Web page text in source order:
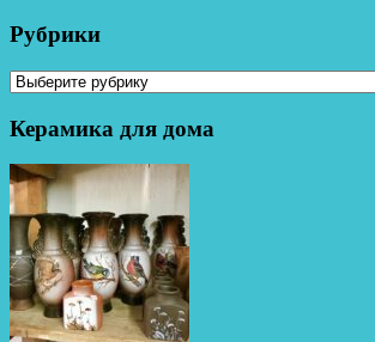
Рубрики
Рубрики
Керамика для дома